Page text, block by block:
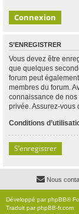
S’ENREGISTRER
Vous devez être
que quelques
forum peut
membres du forum.
connaissance de nos
privée. Assurez-vous
Conditions
S’enregistrer
Nous
Développé parphpBB®
Traduit parphpBB-fr.com